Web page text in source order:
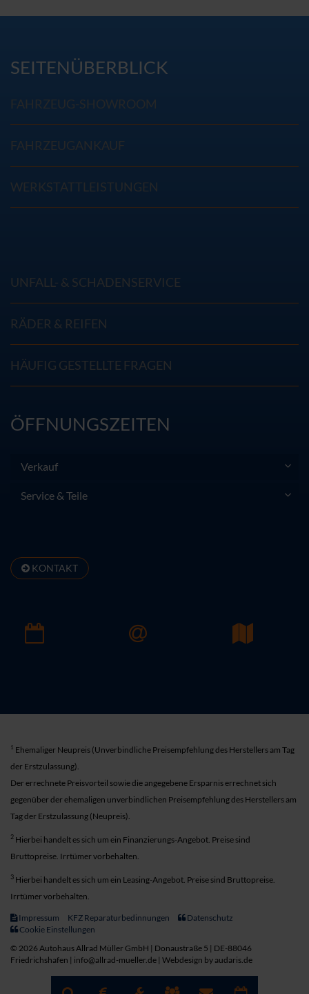
SEITENÜBERBLICK
FAHRZEUG-SHOWROOM
FAHRZEUGANKAUF
WERKSTATTLEISTUNGEN
UNFALL- & SCHADENSERVICE
RÄDER & REIFEN
HÄUFIG GESTELLTE FRAGEN
ÖFFNUNGSZEITEN
Verkauf
Service & Teile
KONTAKT
1 Ehemaliger Neupreis (Unverbindliche Preisempfehlung des Herstellers am Tag
der Erstzulassung).
Der errechnete Preisvorteil sowie die angegebene Ersparnis errechnet sich
gegenüber der ehemaligen unverbindlichen Preisempfehlung des Herstellers am
Tag der Erstzulassung (Neupreis).
2 Hierbei handelt es sich um ein Finanzierungs-Angebot. Preise sind
Bruttopreise. Irrtümer vorbehalten.
3 Hierbei handelt es sich um ein Leasing-Angebot. Preise sind Bruttopreise.
Irrtümer vorbehalten.
Impressum KFZ Reparaturbedinnungen
Datenschutz
Cookie Einstellungen
© 2026 Autohaus Allrad Müller GmbH | Donaustraße 5 | DE-88046
Friedrichshafen | info@allrad-mueller.de | Webdesign by audaris.de